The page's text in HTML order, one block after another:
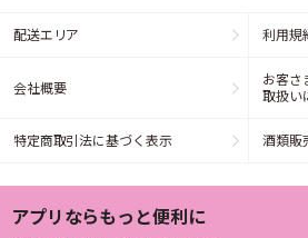
配送エリア 利用規
会社概要
お客さ
取扱い
特定商取引法に基づく表示 酒類販
アプリならもっと便利に